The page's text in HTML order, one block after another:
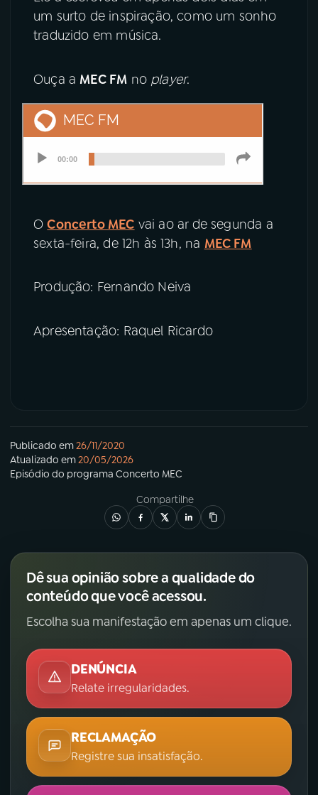
um surto de inspiração, como um sonho
traduzido em música.
Ouça a MEC FM no player.
OConcerto MEC vai ao ar de segunda a
sexta-feira, de 12h às 13h, na MEC FM
Produção: Fernando Neiva
Apresentação: Raquel Ricardo
Publicado em26/11/2020
Atualizado em20/05/2026
Episódio do programa Concerto MEC
Compartilhe
Dê sua opinião sobre a qualidade do
conteúdo que você acessou.
Escolha sua manifestação em apenas um clique.
DENÚNCIA
Relate irregularidades.
RECLAMAÇÃO
Registre sua insatisfação.